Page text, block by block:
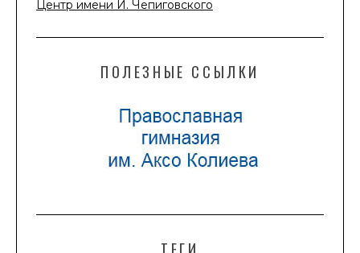
Центр имени И. Чепиговского
ПОЛЕЗНЫЕ ССЫЛКИ